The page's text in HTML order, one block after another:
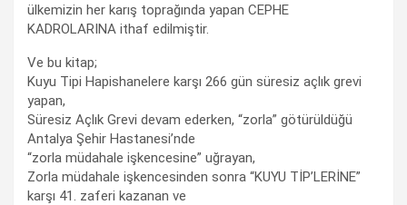
ülkemizin her karış toprağında yapan CEPHE
KADROLARINA ithaf edilmiştir.
Ve bu kitap;
Kuyu Tipi Hapishanelere karşı 266 gün süresiz açlık grevi
yapan,
Süresiz Açlık Grevi devam ederken, “zorla” götürüldüğü
Antalya Şehir Hastanesi’nde
“zorla müdahale işkencesine” uğrayan,
Zorla müdahale işkencesinden sonra “KUYU TİP’LERİNE”
karşı 41. zaferi kazanan ve